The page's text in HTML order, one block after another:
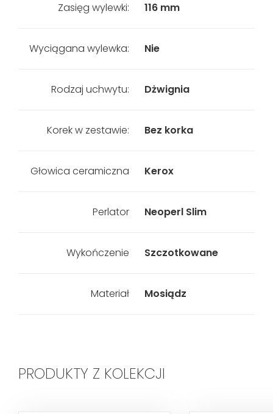
Zasięg wylewki: 116 mm
Wyciągana wylewka: Nie
Rodzaj uchwytu: Dżwignia
Korek w zestawie: Bez korka
Głowica ceramiczna Kerox
Perlator Neoperl Slim
Wykończenie Szczotkowane
Materiał Mosiądz
PRODUKTY Z KOLEKCJI